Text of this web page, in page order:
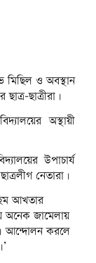
মিছিল ও অবস্থান
ছাত্রীরা।
অস্থায়ী
উপাচার্য
নেতারা।
আখতার
অনেক জামেলায়
আন্দোলন করলে